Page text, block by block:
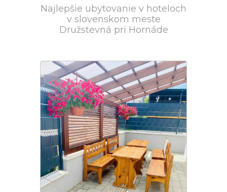
Najlepšie ubytovanie v hoteloch
v slovenskom meste
Družstevná pri Hornáde